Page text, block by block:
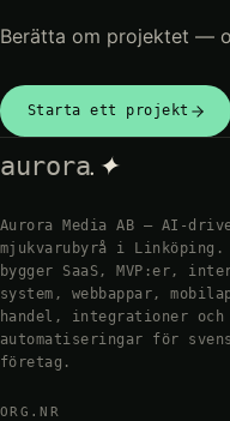
Berätta om projektet —
Starta ett projekt
aurora.✦
Aurora Media AB — AI-
mjukvarubyrå i Linköping.
bygger SaaS, MVP:er,
system, webbappar,
handel, integrationer och
automatiseringar för
företag.
ORG.NR